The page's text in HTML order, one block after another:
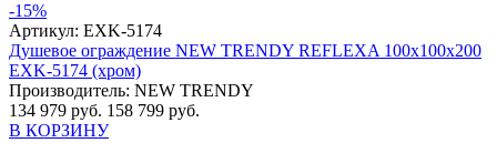
-15%
Артикул: EXK-5174
Душевое ограждение NEW TRENDY REFLEXA 100x100x200
EXK-5174 (хром)
Производитель: NEW TRENDY
134 979 руб. 158 799 руб.
В КОРЗИНУ